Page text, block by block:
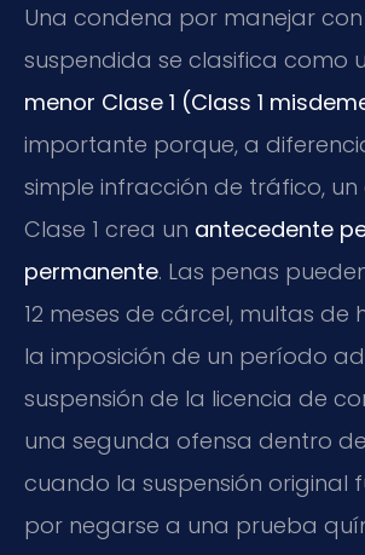
Una condena por manejar
suspendida se clasifica como
menor Clase 1 (Class 1
importante porque, a
simple infracción de tráfico,
Clase 1 crea un antecedente
permanente. Las penas
12 meses de cárcel, multas de
la imposición de un período
suspensión de la licencia de
una segunda ofensa dentro de
cuando la suspensión original
por negarse a una prueba